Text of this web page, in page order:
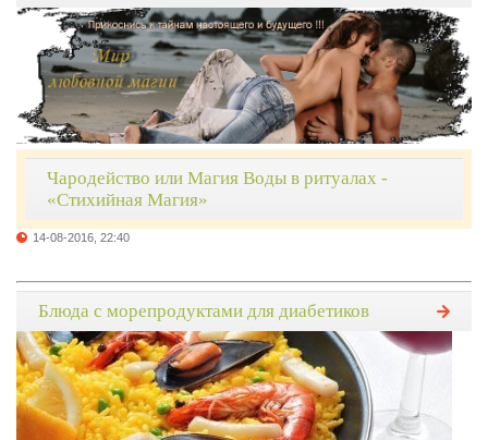
Чародейство или Магия Воды в ритуалах -
«Стихийная Магия»
14-08-2016, 22:40
Блюда с морепродуктами для диабетиков